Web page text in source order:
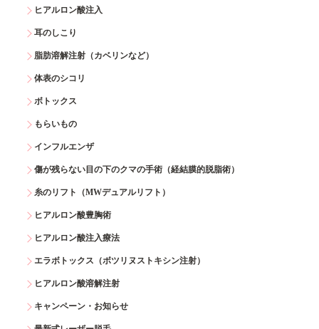
ヒアルロン酸注入
耳のしこり
脂肪溶解注射（カベリンなど）
体表のシコリ
ボトックス
もらいもの
インフルエンザ
傷が残らない目の下のクマの手術（経結膜的脱脂術）
糸のリフト（MWデュアルリフト）
ヒアルロン酸豊胸術
ヒアルロン酸注入療法
エラボトックス（ボツリヌストキシン注射）
ヒアルロン酸溶解注射
キャンペーン・お知らせ